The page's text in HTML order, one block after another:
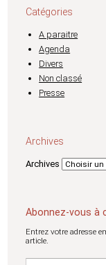
Catégories
A paraitre
Agenda
Divers
Non classé
Presse
Archives
Archives
Abonnez-vous à
Entrez votre adresse
article.
Adresse